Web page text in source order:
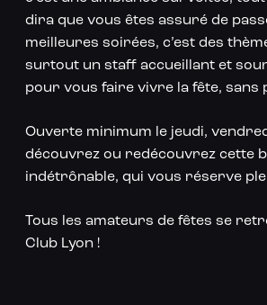
dira que vous êtes assuré de
meilleures soirées, c’est des
surtout un staff accueillant et
pour vous faire vivre la fête, sans
Ouverte minimum le jeudi,
découvrez ou redécouvrez cette
indétrônable, qui vous réserve
Tous les amateurs de fêtes se
Club Lyon !